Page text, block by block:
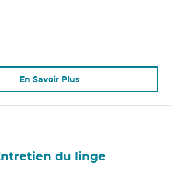
En Savoir Plus
du linge